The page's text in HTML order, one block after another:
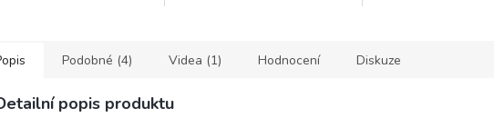
Podobné (4) Videa (1) Hodnocení Diskuze
popis produktu